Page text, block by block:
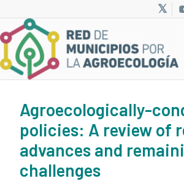
Agroecologically-
policies: A review of
advances and
challenges